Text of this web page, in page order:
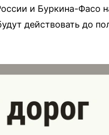
и Буркина-Фасо
действовать до